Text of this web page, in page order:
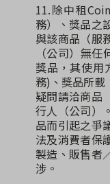
11.除中租
務）、獎品之
與該商品（服
（公司）無
獎品，其使用
務)、獎品所
疑問請洽商品
行人（公司）
品而引起之爭
法及消費者保
製造、販售者
涉。